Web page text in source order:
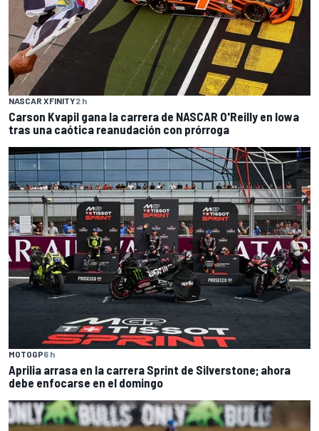
NASCAR XFINITY2 h
Carson Kvapil gana la carrera de NASCAR O'Reilly en Iowa
tras una caótica reanudación con prórroga
MOTOGP6 h
Aprilia arrasa en la carrera Sprint de Silverstone; ahora
debe enfocarse en el domingo